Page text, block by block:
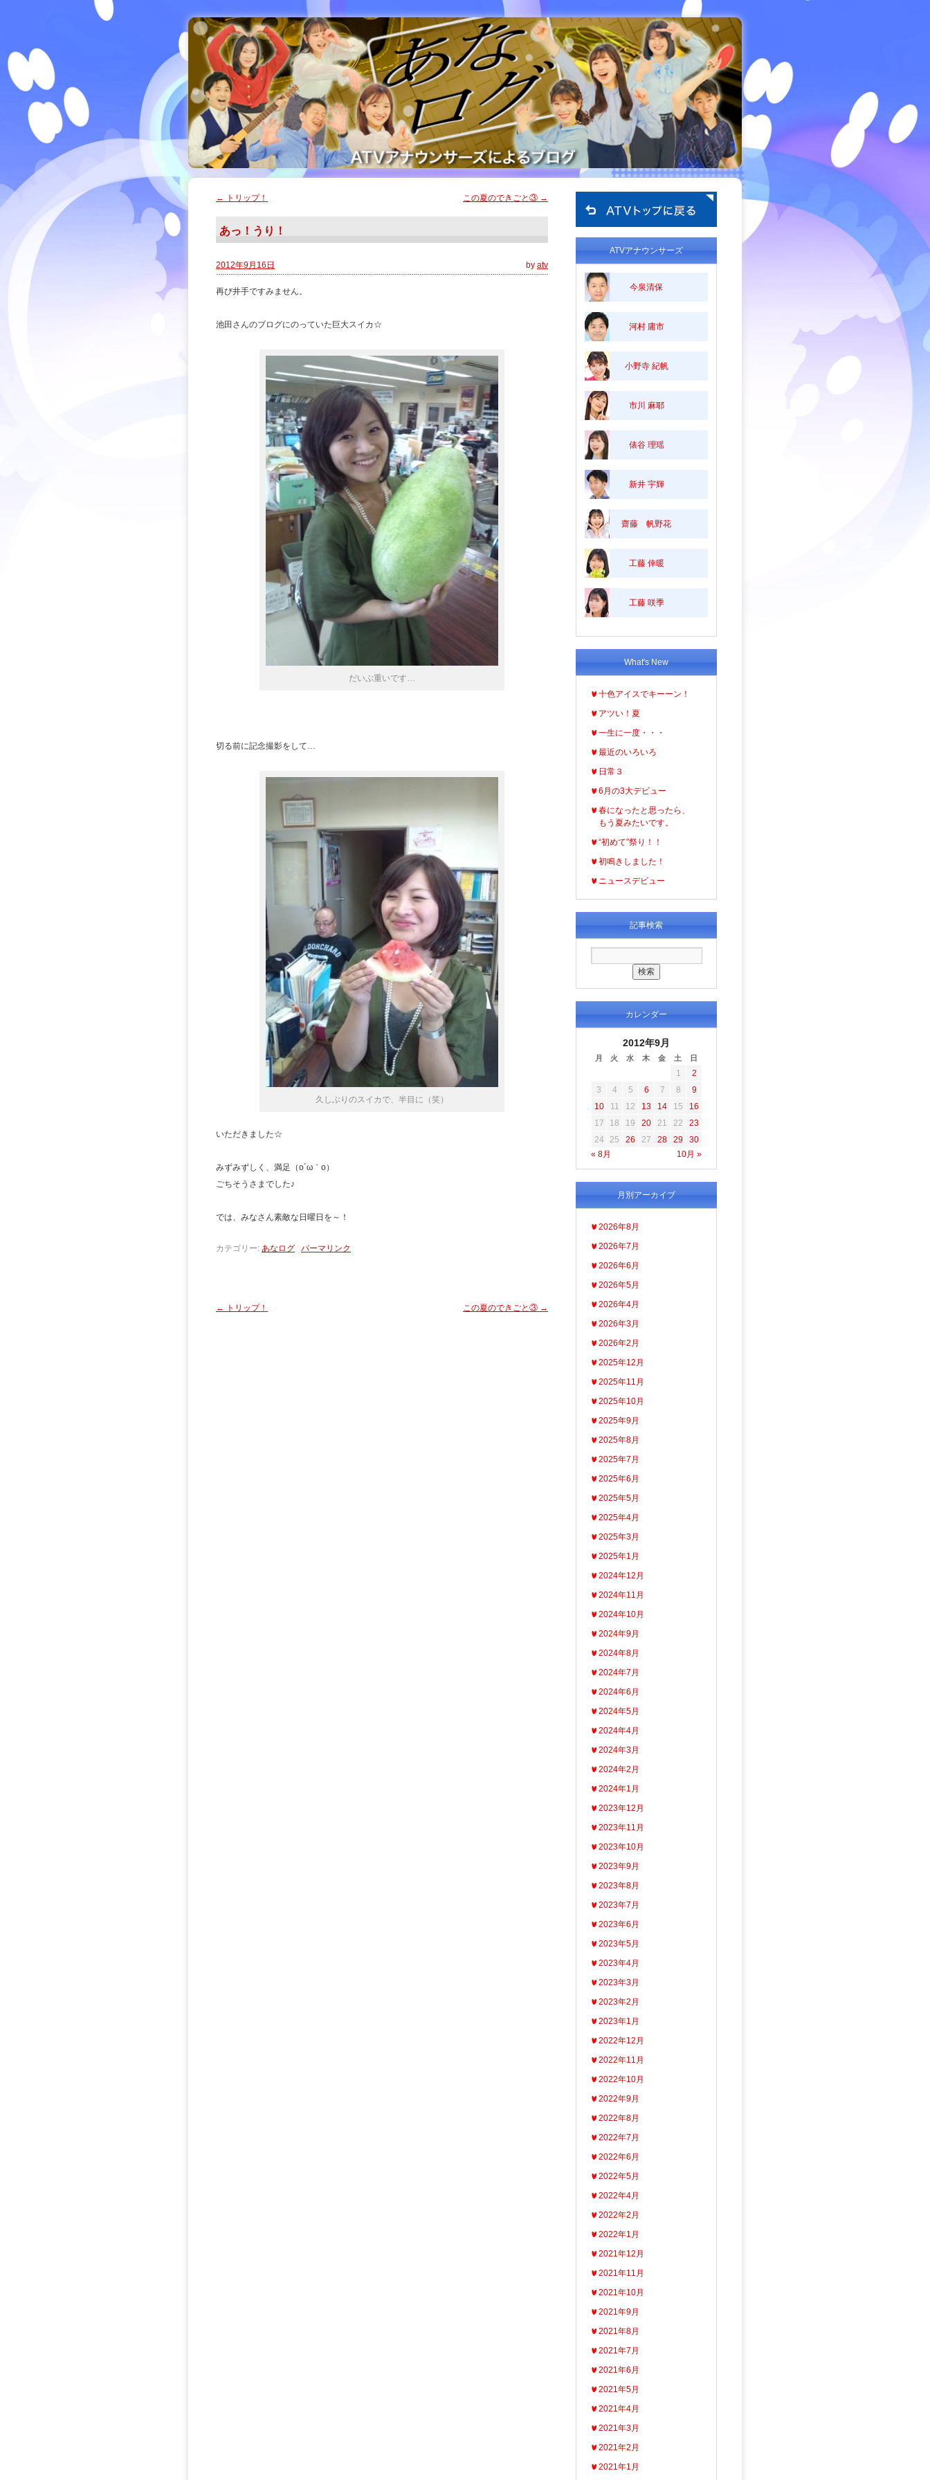
← トリップ！ この夏のできごと③ →
あっ！うり！
2012年9月16日 by atv
再び井手ですみません。
池田さんのブログにのっていた巨大スイカ☆
だいぶ重いです…
切る前に記念撮影をして…
久しぶりのスイカで、半目に（笑）
いただきました☆
みずみずしく、満足（o´ω｀o）
ごちそうさまでした♪
では、みなさん素敵な日曜日を～！
カテゴリー: あなログ パーマリンク
← トリップ！ この夏のできごと③ →
ATVアナウンサーズ
今泉清保
河村 庸市
小野寺 紀帆
市川 麻耶
俵谷 理瑶
新井 宇輝
齋藤 帆野花
工藤 倖暖
工藤 咲季
What's New
十色アイスでキーーン！
アツい！夏
一生に一度・・・
最近のいろいろ
日常３
6月の3大デビュー
春になったと思ったら、
もう夏みたいです。
“初めて”祭り！！
初鳴きしました！
ニュースデビュー
記事検索
カレンダー
2012年9月
月 火 水 木 金 土 日
« 8月 10月 »
1
2
3
4 5 6 7 8
9
10
11 12 13 14 15
16
17
18 19 20 21 22
23
24
25 26 27 28 29 30
月別アーカイブ
2026年8月
2026年7月
2026年6月
2026年5月
2026年4月
2026年3月
2026年2月
2025年12月
2025年11月
2025年10月
2025年9月
2025年8月
2025年7月
2025年6月
2025年5月
2025年4月
2025年3月
2025年1月
2024年12月
2024年11月
2024年10月
2024年9月
2024年8月
2024年7月
2024年6月
2024年5月
2024年4月
2024年3月
2024年2月
2024年1月
2023年12月
2023年11月
2023年10月
2023年9月
2023年8月
2023年7月
2023年6月
2023年5月
2023年4月
2023年3月
2023年2月
2023年1月
2022年12月
2022年11月
2022年10月
2022年9月
2022年8月
2022年7月
2022年6月
2022年5月
2022年4月
2022年2月
2022年1月
2021年12月
2021年11月
2021年10月
2021年9月
2021年8月
2021年7月
2021年6月
2021年5月
2021年4月
2021年3月
2021年2月
2021年1月